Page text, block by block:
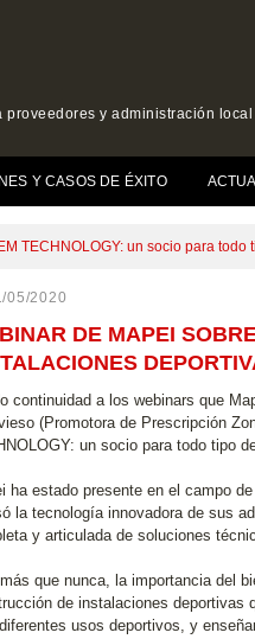
y administración local
Y CASOS DE ÉXITO
TECHNOLOGY: un socio para
05/2020
DE MAPEI
continuidad a los webinars que
(Promotora de Prescripción
un socio para todo tipo
ha estado presente en el campo
la tecnología innovadora de sus
y articulada de soluciones
que nunca, la importancia del
de instalaciones deportivas
usos deportivos, y